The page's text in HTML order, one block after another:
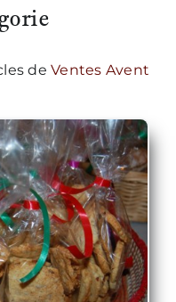
deVentes Avent